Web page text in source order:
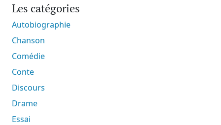
Les catégories
Autobiographie
Chanson
Comédie
Conte
Discours
Drame
Essai